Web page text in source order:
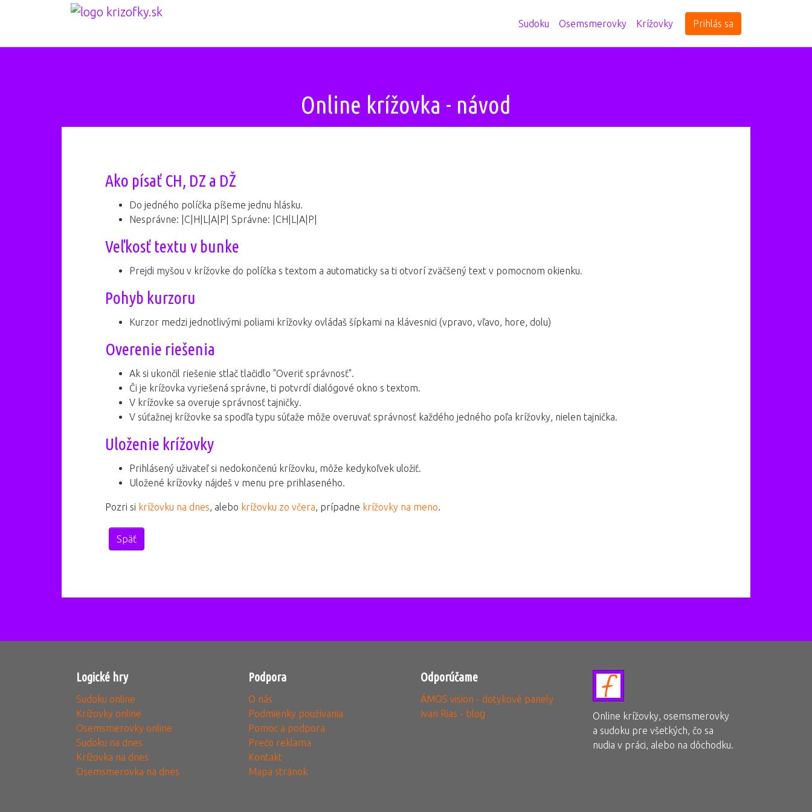
Sudoku Osemsmerovky Krížovky Prihlás sa
Online krížovka - návod
Ako písať CH, DZ a DŽ
Do jedného políčka píšeme jednu hlásku.
Nesprávne: |C|H|L|A|P| Správne: |CH|L|A|P|
Veľkosť textu v bunke
Prejdi myšou v krížovke do políčka s textom a automaticky sa ti otvorí zväčšený text v pomocnom okienku.
Pohyb kurzoru
Kurzor medzi jednotlivými poliami krížovky ovládaš šípkami na klávesnici (vpravo, vľavo, hore, dolu)
Overenie riešenia
Ak si ukončil riešenie stlač tlačidlo "Overiť správnosť".
Či je krížovka vyriešená správne, ti potvrdí dialógové okno s textom.
V krížovke sa overuje správnosť tajničky.
V súťažnej krížovke sa spodľa typu súťaže môže overuvať správnosť každého jedného poľa krížovky, nielen tajnička.
Uloženie krížovky
Prihlásený uživateľ si nedokončenú krížovku, môže kedykoľvek uložiť.
Uložené krížovky nájdeš v menu pre prihlaseného.
Pozri si krížovku na dnes, alebo krížovku zo včera, prípadne krížovky na meno.
Späť
Logické hry
Sudoku online
Krížovky online
Osemsmerovky online
Sudoku na dnes
Krížovka na dnes
Osemsmerovka na dnes
Podpora
O nás
Podmienky používania
Pomoc a podpora
Prečo reklama
Kontakt
Mapa stránok
Odporúčame
ÁMOS vision - dotykové panely
Ivan Rias - blog
Online krížovky, osemsmerovky
a sudoku pre všetkých, čo sa
nudia v práci, alebo na dôchodku.